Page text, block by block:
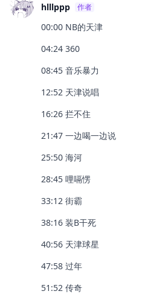
hlllppp 作者
00:00 NB的天津
04:24 360
08:45 音乐暴力
12:52 天津说唱
16:26 拦不住
21:47 一边喝一边说
25:50 海河
28:45 哩嗝愣
33:12 街霸
38:16 装B干死
40:56 天津球星
47:58 过年
51:52 传奇